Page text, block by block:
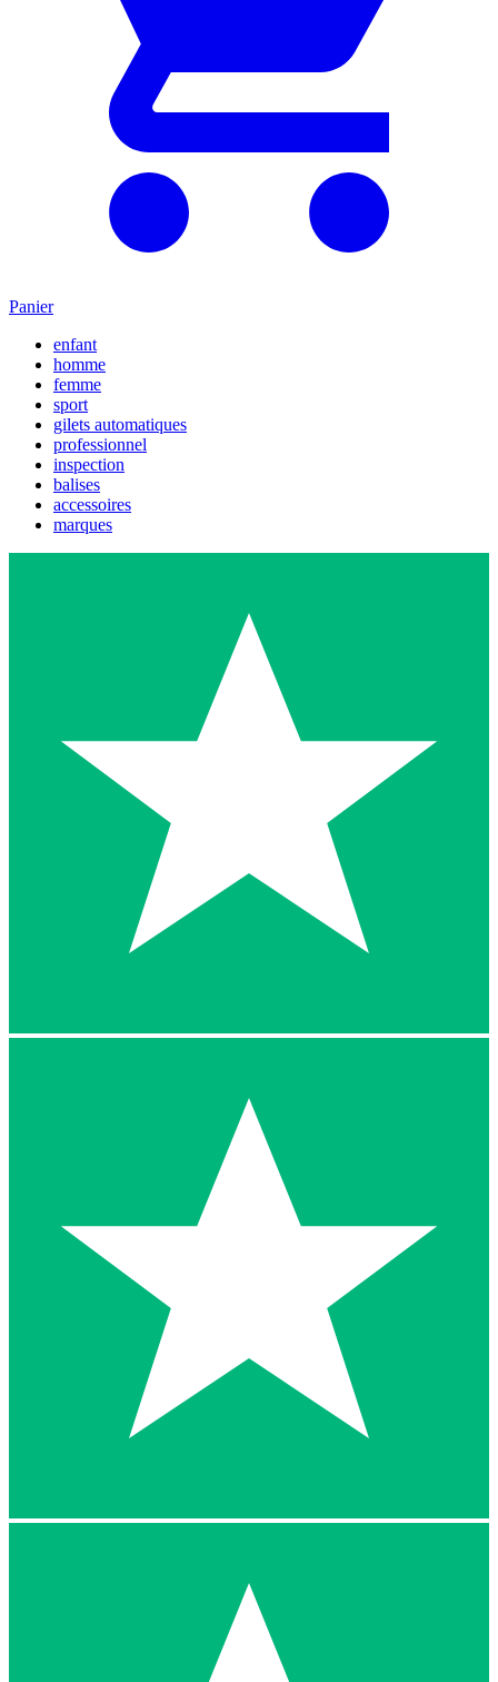
Panier
enfant
homme
femme
sport
gilets automatiques
professionnel
inspection
balises
accessoires
marques